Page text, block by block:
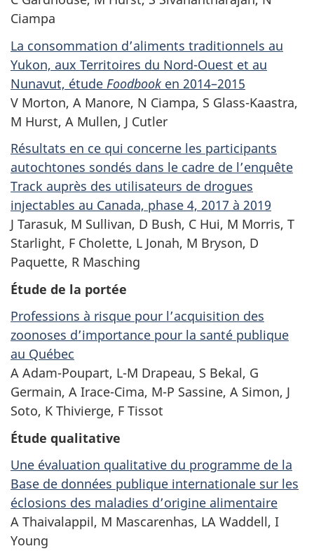
Ciampa
La consommation d’aliments traditionnels au
Yukon, aux Territoires du Nord-Ouest et au
Nunavut, étude Foodbook en 2014–2015
V Morton, A Manore, N Ciampa, S Glass-Kaastra,
M Hurst, A Mullen, J Cutler
Résultats en ce qui concerne les participants
autochtones sondés dans le cadre de l’enquête
Track auprès des utilisateurs de drogues
injectables au Canada, phase 4, 2017 à 2019
J Tarasuk, M Sullivan, D Bush, C Hui, M Morris, T
Starlight, F Cholette, L Jonah, M Bryson, D
Paquette, R Masching
Étude de la portée
Professions à risque pour l’acquisition des
zoonoses d’importance pour la santé publique
au Québec
A Adam-Poupart, L-M Drapeau, S Bekal, G
Germain, A Irace-Cima, M-P Sassine, A Simon, J
Soto, K Thivierge, F Tissot
Étude qualitative
Une évaluation qualitative du programme de la
Base de données publique internationale sur les
éclosions des maladies d’origine alimentaire
A Thaivalappil, M Mascarenhas, LA Waddell, I
Young